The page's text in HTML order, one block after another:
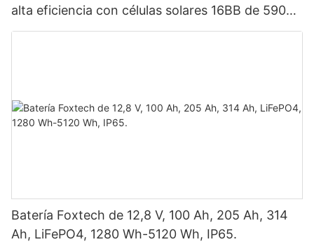
alta eficiencia con células solares 16BB de 590
vatios, 620 vatios, 630 vatios y 650 vatios con
Batería Foxtech de 12,8 V, 100 Ah, 205 Ah, 314
Ah, LiFePO4, 1280 Wh-5120 Wh, IP65.